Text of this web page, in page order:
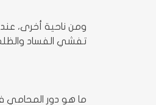
ومن ناحية أخرى،
تفشي الفساد
ما هو دور